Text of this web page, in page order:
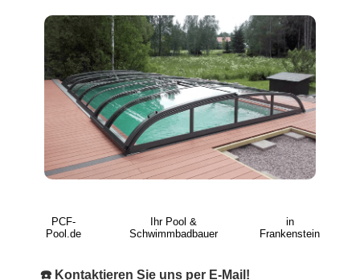
PCF-
Pool.de
Ihr Pool &
Schwimmbadbauer
in
Frankenstein
☎️ Kontaktieren Sie uns per E-Mail!